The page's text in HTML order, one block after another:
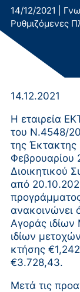
14/12/2021
Ρυθμιζόμενες
14.12.2021
Η εταιρεία
του Ν.4548/
της Έκτακτης
Φεβρουαρίου
Διοικητικού
από
ανακοινώνει
Αγοράς
ιδίων
κτήσης
€3.728,43.
Μετά τις